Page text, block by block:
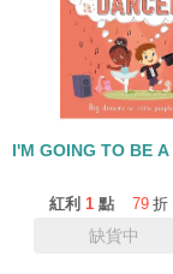
紅利 1 點 79 折
缺貨中